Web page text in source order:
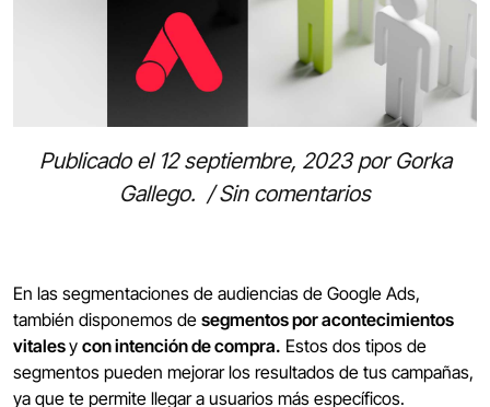
Publicado el 12 septiembre, 2023porGorka
Gallego. /Sin comentarios
En las segmentaciones de audiencias de Google Ads,
también disponemos de segmentos por acontecimientos
vitalesy con intención de compra. Estos dos tipos de
segmentos pueden mejorar los resultados de tus campañas,
ya que te permite llegar a usuarios más específicos.